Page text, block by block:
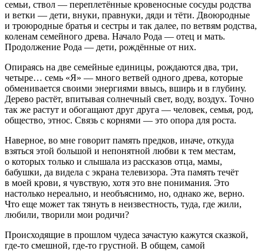
семьи, ствол — переплетённые кровеносные сосуды родства
и ветки — дети, внуки, правнуки, дяди и тёти. Двоюродные
и троюродные братья и сестры и так далее, по ветвям родства,
коленам семейного древа. Начало Рода — отец и мать.
Продолжение Рода — дети, рождённые от них.
Опираясь на две семейные единицы, рождаются два, три,
четыре… семь «Я» — много ветвей одного древа, которые
обменивается своими энергиями ввысь, вширь и в глубину.
Дерево растёт, впитывая солнечный свет, воду, воздух. Точно
так же растут и обогащают друг друга — человек, семья, род,
общество, этнос. Связь с корнями — это опора для роста.
Наверное, во мне говорит память предков, иначе, откуда
взяться этой большой и непонятной любви к тем местам,
о которых только и слышала из рассказов отца, мамы,
бабушки, да видела с экрана телевизора. Эта память течёт
в моей крови, я чувствую, хотя это вне понимания. Это
настолько нереально, и необъяснимо, но, однако же, верно.
Что еще может так тянуть в неизвестность, туда, где жили,
любили, творили мои родичи?
Происходящие в прошлом чудеса зачастую кажутся сказкой,
где-то смешной, где-то грустной. В общем, самой